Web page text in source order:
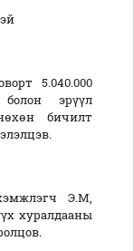
5.040.000
эрүүл
бичилт
Э.М,
хуралдааны